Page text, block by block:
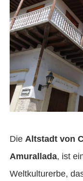
Die Altstadt von
Amurallada, ist
Weltkulturerbe,